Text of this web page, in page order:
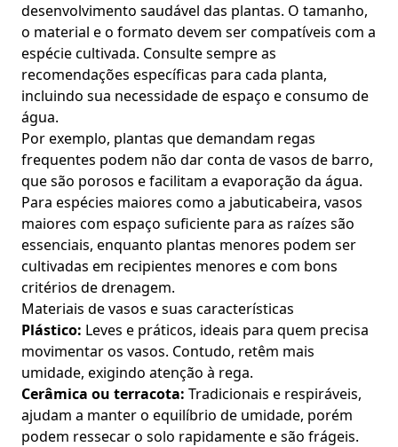
desenvolvimento saudável das plantas. O tamanho,
o material e o formato devem ser compatíveis com a
espécie cultivada. Consulte sempre as
recomendações específicas para cada planta,
incluindo sua necessidade de espaço e consumo de
água.
Por exemplo, plantas que demandam regas
frequentes podem não dar conta de vasos de barro,
que são porosos e facilitam a evaporação da água.
Para espécies maiores como a jabuticabeira, vasos
maiores com espaço suficiente para as raízes são
essenciais, enquanto plantas menores podem ser
cultivadas em recipientes menores e com bons
critérios de drenagem.
Materiais de vasos e suas características
Plástico: Leves e práticos, ideais para quem precisa
movimentar os vasos. Contudo, retêm mais
umidade, exigindo atenção à rega.
Cerâmica ou terracota: Tradicionais e respiráveis,
ajudam a manter o equilíbrio de umidade, porém
podem ressecar o solo rapidamente e são frágeis.